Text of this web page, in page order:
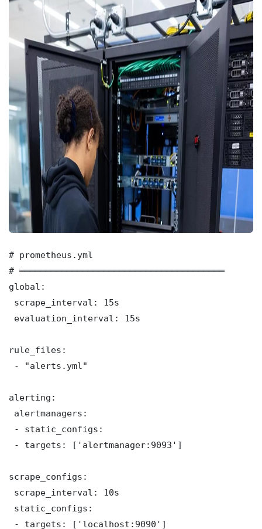
# prometheus.yml
# ═══════════════════════════════════════
global:
scrape_interval: 15s
evaluation_interval: 15s
rule_files:
- "alerts.yml"
alerting:
alertmanagers:
- static_configs:
- targets: ['alertmanager:9093']
scrape_configs:
scrape_interval: 10s
static_configs:
- targets: ['localhost:9090']